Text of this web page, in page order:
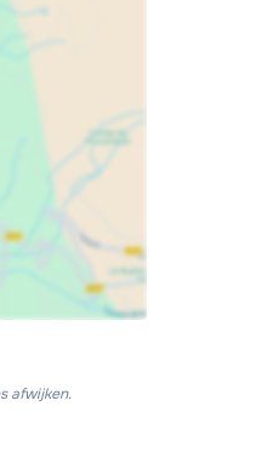
afwijken.